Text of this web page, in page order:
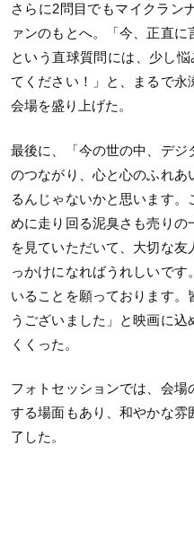
さらに2問目でもマイクラン
ァンのもとへ。「今、正直に
という直球質問には、少し
てください！」と、まるで永
会場を盛り上げた。
最後に、「今の世の中、デジ
のつながり、心と心のふれあ
るんじゃないかと思います
めに走り回る泥臭さも売り
を見ていただいて、大切な友
っかけになればうれしいで
いることを願っております。
うございました」と映画に
くくった。
フォトセッションでは、会
する場面もあり、和やかな
了した。